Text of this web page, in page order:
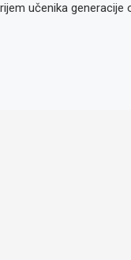
učenika generacije